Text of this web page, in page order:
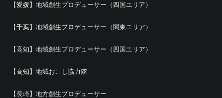
【愛媛】地域創生プロデューサー（四国エリア）
【千葉】地域創生プロデューサー（関東エリア）
【高知】地域創生プロデューサー（四国エリア）
【高知】地域おこし協力隊
【長崎】地方創生プロデューサー